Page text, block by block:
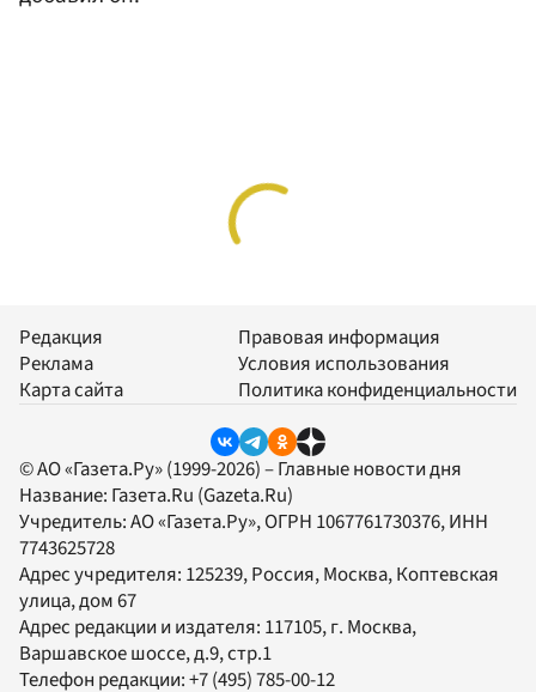
Редакция
Реклама
Карта сайта
Правовая информация
Условия использования
Политика конфиденциальности
© АО «Газета.Ру» (1999-2026) – Главные новости дня
Название: Газета.Ru (Gazeta.Ru)
Учредитель:АО «Газета.Ру», ОГРН 1067761730376, ИНН
7743625728
Адрес учредителя: 125239, Россия, Москва, Коптевская
улица, дом 67
Адрес редакции и издателя: 117105, г. Москва,
Варшавское шоссе, д.9, стр.1
Телефон редакции:+7 (495) 785-00-12